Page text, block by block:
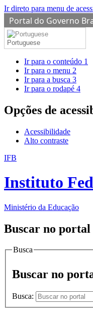
Ir direto para menu de
Portal do Governo
Portuguese
Ir para o conteúdo 1
Ir para o menu 2
Ir para a busca 3
Ir para o rodapé 4
Opções de
Acessibilidade
Alto contraste
IFB
Instituto
Ministério da Educação
Buscar no portal
Busca
Buscar no
Busca: